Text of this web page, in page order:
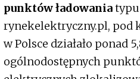
punktów ładowaniatypu
rynekelektryczny.pl, pod
w Polsce działało ponad
ogólnodostępnych